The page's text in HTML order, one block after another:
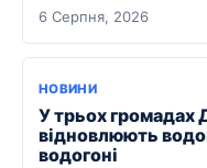
6 Серпня, 2026
НОВИНИ
У трьох громадах
відновлюють
водогоні